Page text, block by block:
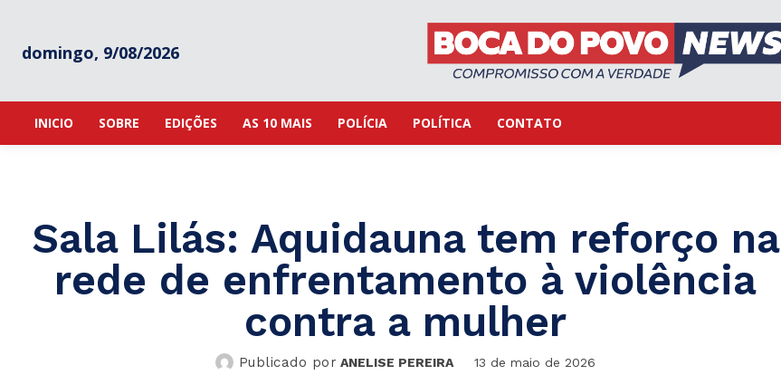
domingo, 9/08/2026
INICIO SOBRE EDIÇÕES AS 10 MAIS POLÍCIA POLÍTICA CONTATO
Sala Lilás: Aquidauna tem reforço na
rede de enfrentamento à violência
contra a mulher
Publicado por ANELISE PEREIRA 13 de maio de 2026